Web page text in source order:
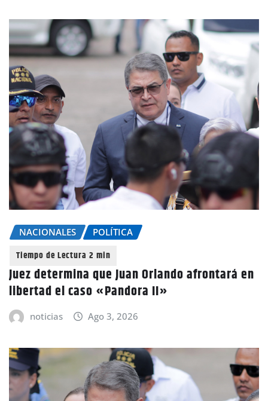
NACIONALES POLÍTICA
Juez determina que Juan Orlando afrontará en
libertad el caso «Pandora II»
noticias Ago 3, 2026